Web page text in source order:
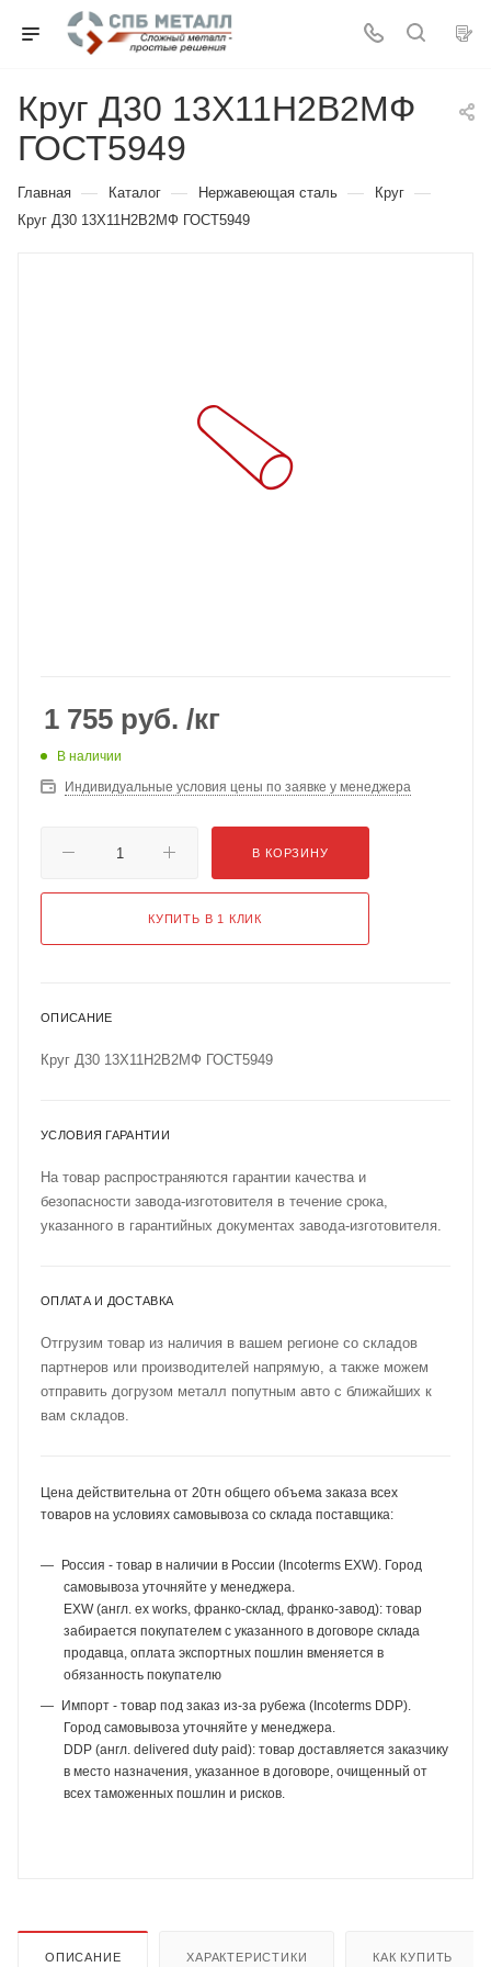
Круг Д30 13Х11Н2В2МФ
ГОСТ5949
Главная — Каталог — Нержавеющая сталь — Круг —
Круг Д30 13Х11Н2В2МФ ГОСТ5949
1 755 руб. /кг
В наличии
Индивидуальные условия цены по заявке у менеджера
В КОРЗИНУ
КУПИТЬ В 1 КЛИК
ОПИСАНИЕ
Круг Д30 13Х11Н2В2МФ ГОСТ5949
УСЛОВИЯ ГАРАНТИИ
На товар распространяются гарантии качества и
безопасности завода-изготовителя в течение срока,
указанного в гарантийных документах завода-изготовителя.
ОПЛАТА И ДОСТАВКА
Отгрузим товар из наличия в вашем регионе со складов
партнеров или производителей напрямую, а также можем
отправить догрузом металл попутным авто с ближайших к
вам складов.
Цена действительна от 20тн общего объема заказа всех
товаров на условиях самовывоза со склада поставщика:
Россия - товар в наличии в России (Incoterms EXW). Город
самовывоза уточняйте у менеджера.
EXW (англ. ex works, франко-склад, франко-завод): товар
забирается покупателем с указанного в договоре склада
продавца, оплата экспортных пошлин вменяется в
обязанность покупателю
Импорт - товар под заказ из-за рубежа (Incoterms DDP).
Город самовывоза уточняйте у менеджера.
DDP (англ. delivered duty paid): товар доставляется заказчику
в место назначения, указанное в договоре, очищенный от
всех таможенных пошлин и рисков.
ОПИСАНИЕ ХАРАКТЕРИСТИКИ КАК КУПИТЬ